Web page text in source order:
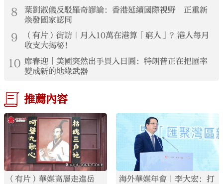
8
葉劉淑儀反駁羅奇謬論：香港延續國際視野 正重新
煥發國家認同
9
（有片）街訪｜月入10萬在港算「窮人」？港人每月
收支大揭秘！
10 席春迎丨美國突然出手買入日圓：特朗普正在把匯率
變成新的地緣武器
推薦內容
（有片）華媒高層走進岳
海外華媒年會｜李大宏：打